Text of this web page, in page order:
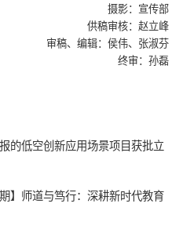
摄影：宣传部
供稿审核：赵立峰
审稿、编辑：侯伟、张淑芬
终审：孙磊
的低空创新应用场景项目获批立
】师道与笃行：深耕新时代教育